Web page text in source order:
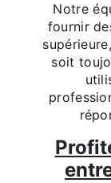
Notre
fournir
soit